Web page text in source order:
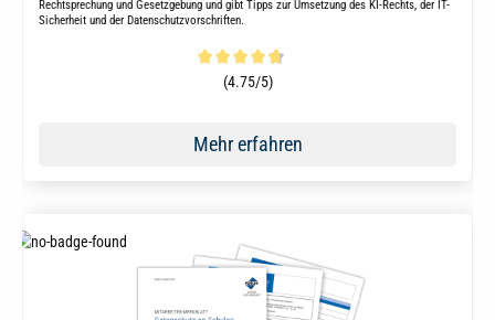
Rechtsprechung und Gesetzgebung und gibt Tipps zur Umsetzung des KI-Rechts, der IT-
Sicherheit und der Datenschutzvorschriften.
Durchschnittliche Bewertung von 4.8 von 5 Sternen
(4.75/5)
Mehr erfahren